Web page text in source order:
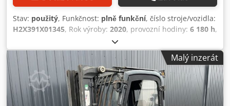
Stav: použitý, Funkčnost: plně funkční, číslo stroje/vozidla:
H2X391X01345, Rok výroby: 2020, provozní hodiny: 6 180 h,
, zdvihová výška:
plyn, typ stožáru:triplex, stavební výška:2 120 mm, typ
pohonu:
Treibgas
, Plynový vysokozdvižný vozík Výrobní
číslo podvozku: H2X391X01345 Těžiště břemene: 500 Typ
stožáru: Triplex Stav: Připraven k provozu a plně funkční
Djdpfxsyw U Ttj Aatock Technický stav: dobrý Přední
Malý inzerát